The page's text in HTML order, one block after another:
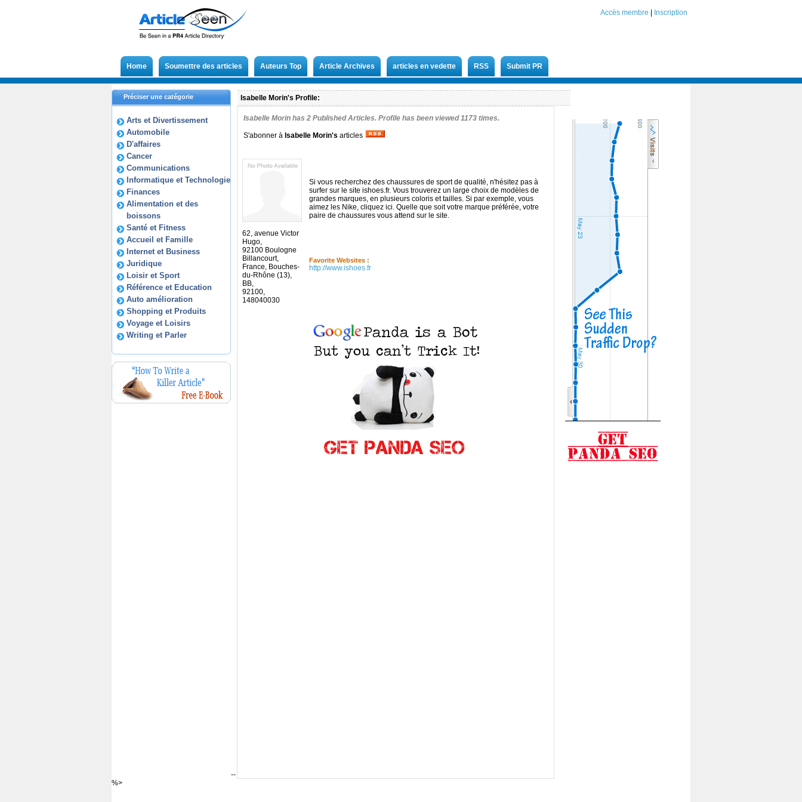
Accès membre Inscription
Home Soumettre des articles Auteurs Top Article Archives articles en vedette RSS Submit PR
Préciser une catégorie
Arts et Divertissement
Automobile
D'affaires
Cancer
Communications
Informatique et Technologie
Finances
Alimentation et des
boissons
Santé et Fitness
Accueil et Famille
Internet et Business
Juridique
Loisir et Sport
Référence et Education
Auto amélioration
Shopping et Produits
Voyage et Loisirs
Writing et Parler
--
%>
Isabelle Morin's Profile:
Isabelle Morin has 2 Published Articles. Profile has been viewed 1173 times.
S'abonner à Isabelle Morin's articles
62, avenue Victor
Hugo,
92100 Boulogne
Billancourt,
France, Bouches-
du-Rhône (13),
BB,
92100,
148040030
Si vous recherchez des chaussures de sport de qualité, n'hésitez pas à
surfer sur le site ishoes.fr. Vous trouverez un large choix de modèles de
grandes marques, en plusieurs coloris et tailles. Si par exemple, vous
aimez les Nike, cliquez ici. Quelle que soit votre marque préférée, votre
paire de chaussures vous attend sur le site.
Favorite Websites :
http://www.ishoes.fr